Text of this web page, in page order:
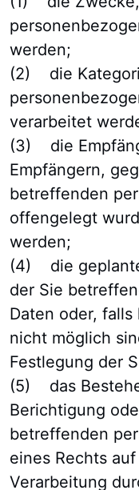
werden;
(2) die
verarbeitet
(3) die
Empfängern,
betreffenden
offengelegt
werden;
(4) die
der Sie
Daten oder,
nicht möglich
Festlegung der
(5) das
Berichtigung
betreffenden
eines Rechts
Verarbeitung